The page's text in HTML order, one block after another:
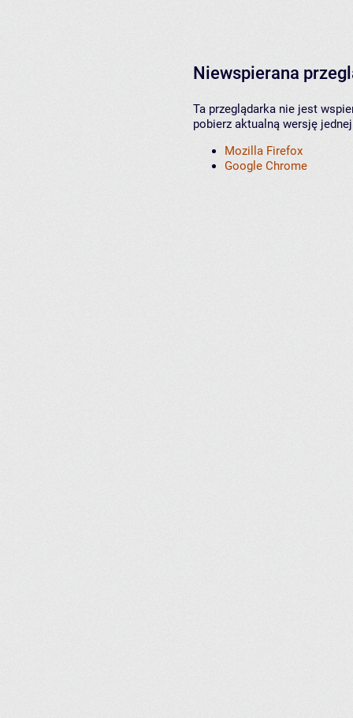
Niewspierana
Ta przeglądarka nie jest
pobierz aktualną wersję
Mozilla Firefox
Google Chrome